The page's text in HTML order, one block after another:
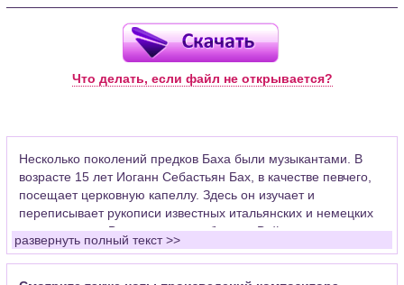
Что делать, если файл не открывается?
Несколько поколений предков Баха были музыкантами. В
возрасте 15 лет Иоганн Себастьян Бах, в качестве певчего,
посещает церковную капеллу. Здесь он изучает и
переписывает рукописи известных итальянских и немецких
композиторов. Впоследствии работал в Веймаре скрипачом
придворного оркестра, церковным органистом в Арнштаде,
где уделял много времени развитию органной
развернуть полный текст >>